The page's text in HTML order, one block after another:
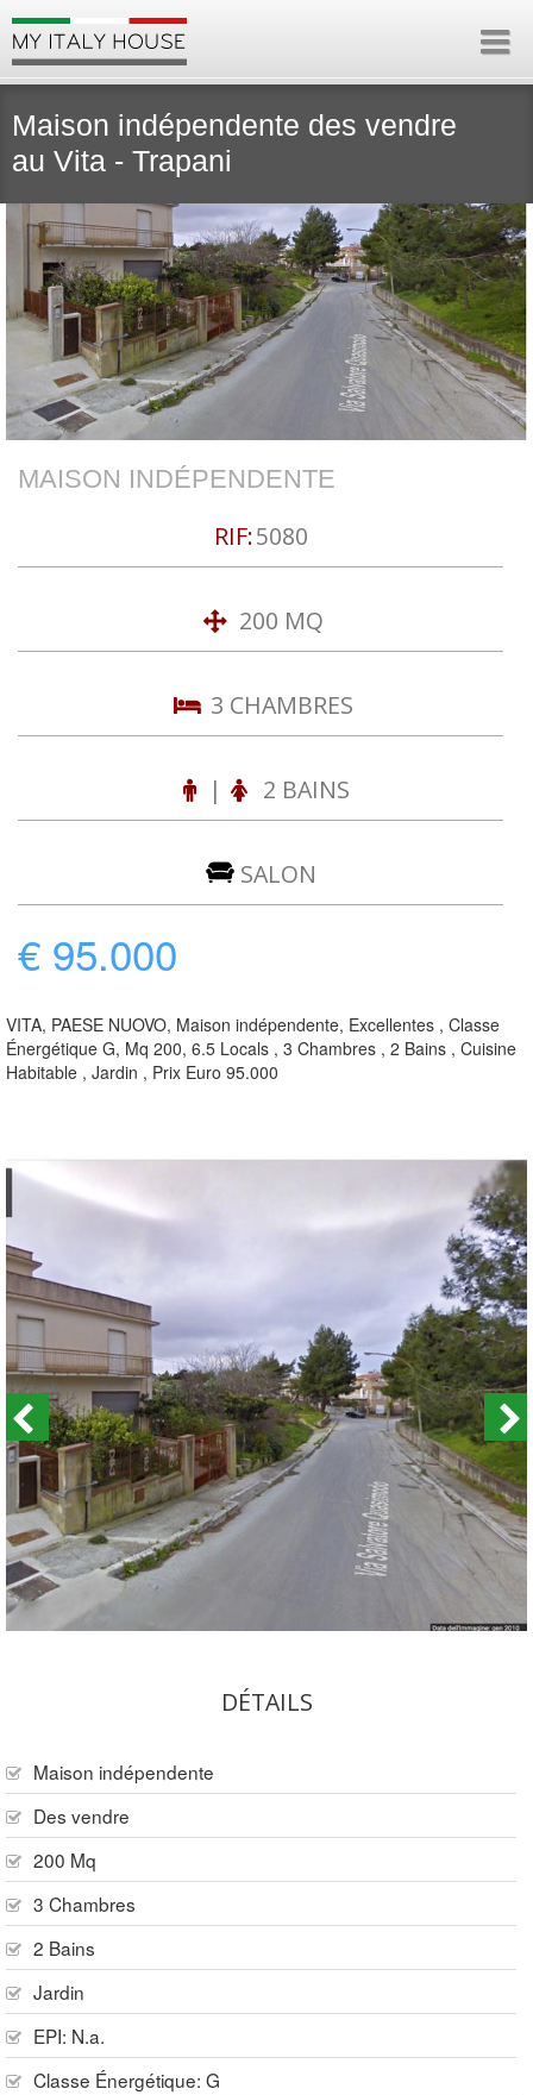
Maison indépendente des vendre
au Vita - Trapani
MAISON INDÉPENDENTE
RIF:5080
200 MQ
3 CHAMBRES
| 2 BAINS
SALON
€ 95.000
VITA, PAESE NUOVO, Maison indépendente, Excellentes , Classe
Énergétique G, Mq 200, 6.5 Locals , 3 Chambres , 2 Bains , Cuisine
Habitable , Jardin , Prix Euro 95.000
DÉTAILS
Maison indépendente
Des vendre
200 Mq
3 Chambres
2 Bains
Jardin
EPI: N.a.
Classe Énergétique: G